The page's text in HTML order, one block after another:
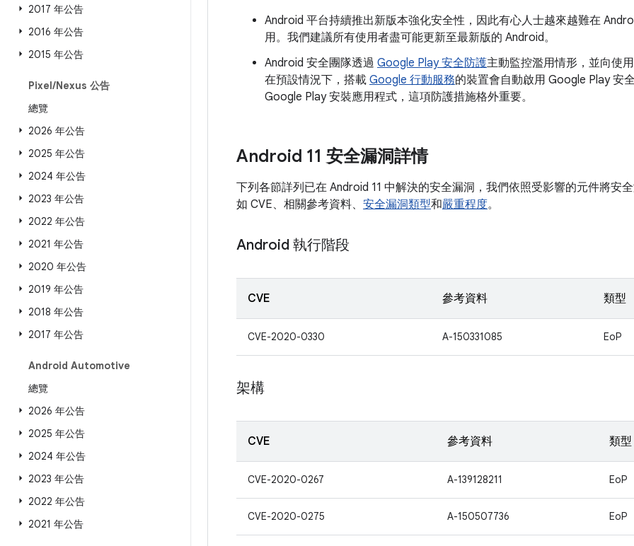
2017 年公告
2016 年公告
2015 年公告
Pixel/Nexus 公告
總覽
2026 年公告
2025 年公告
2024 年公告
2023 年公告
2022 年公告
2021 年公告
2020 年公告
2019 年公告
2018 年公告
2017 年公告
Android Automotive
總覽
2026 年公告
2025 年公告
2024 年公告
2023 年公告
2022 年公告
2021 年公告
Android 平台持續推出新版本強化安全性，因此有心人士越來越難在
用。我們建議所有使用者盡可能更新至最新版的 Android。
Android 安全團隊透過 Google Play 安全防護主動監控濫用情形，並向使
在預設情況下，搭載 Google 行動服務的裝置會自動啟用 Google Play 安
Google Play 安裝應用程式，這項防護措施格外重要。
Android 11 安全漏洞詳情
下列各節詳列已在 Android 11 中解決的安全漏洞，我們依照受影響的元件將安
如 CVE、相關參考資料、 安全漏洞類型和嚴重程度。
Android 執行階段
CVE 參考資料 類型
CVE-2020-0330 A-150331085 EoP
架構
CVE 參考資料 類型
CVE-2020-0267 A-139128211 EoP
CVE-2020-0275 A-150507736 EoP